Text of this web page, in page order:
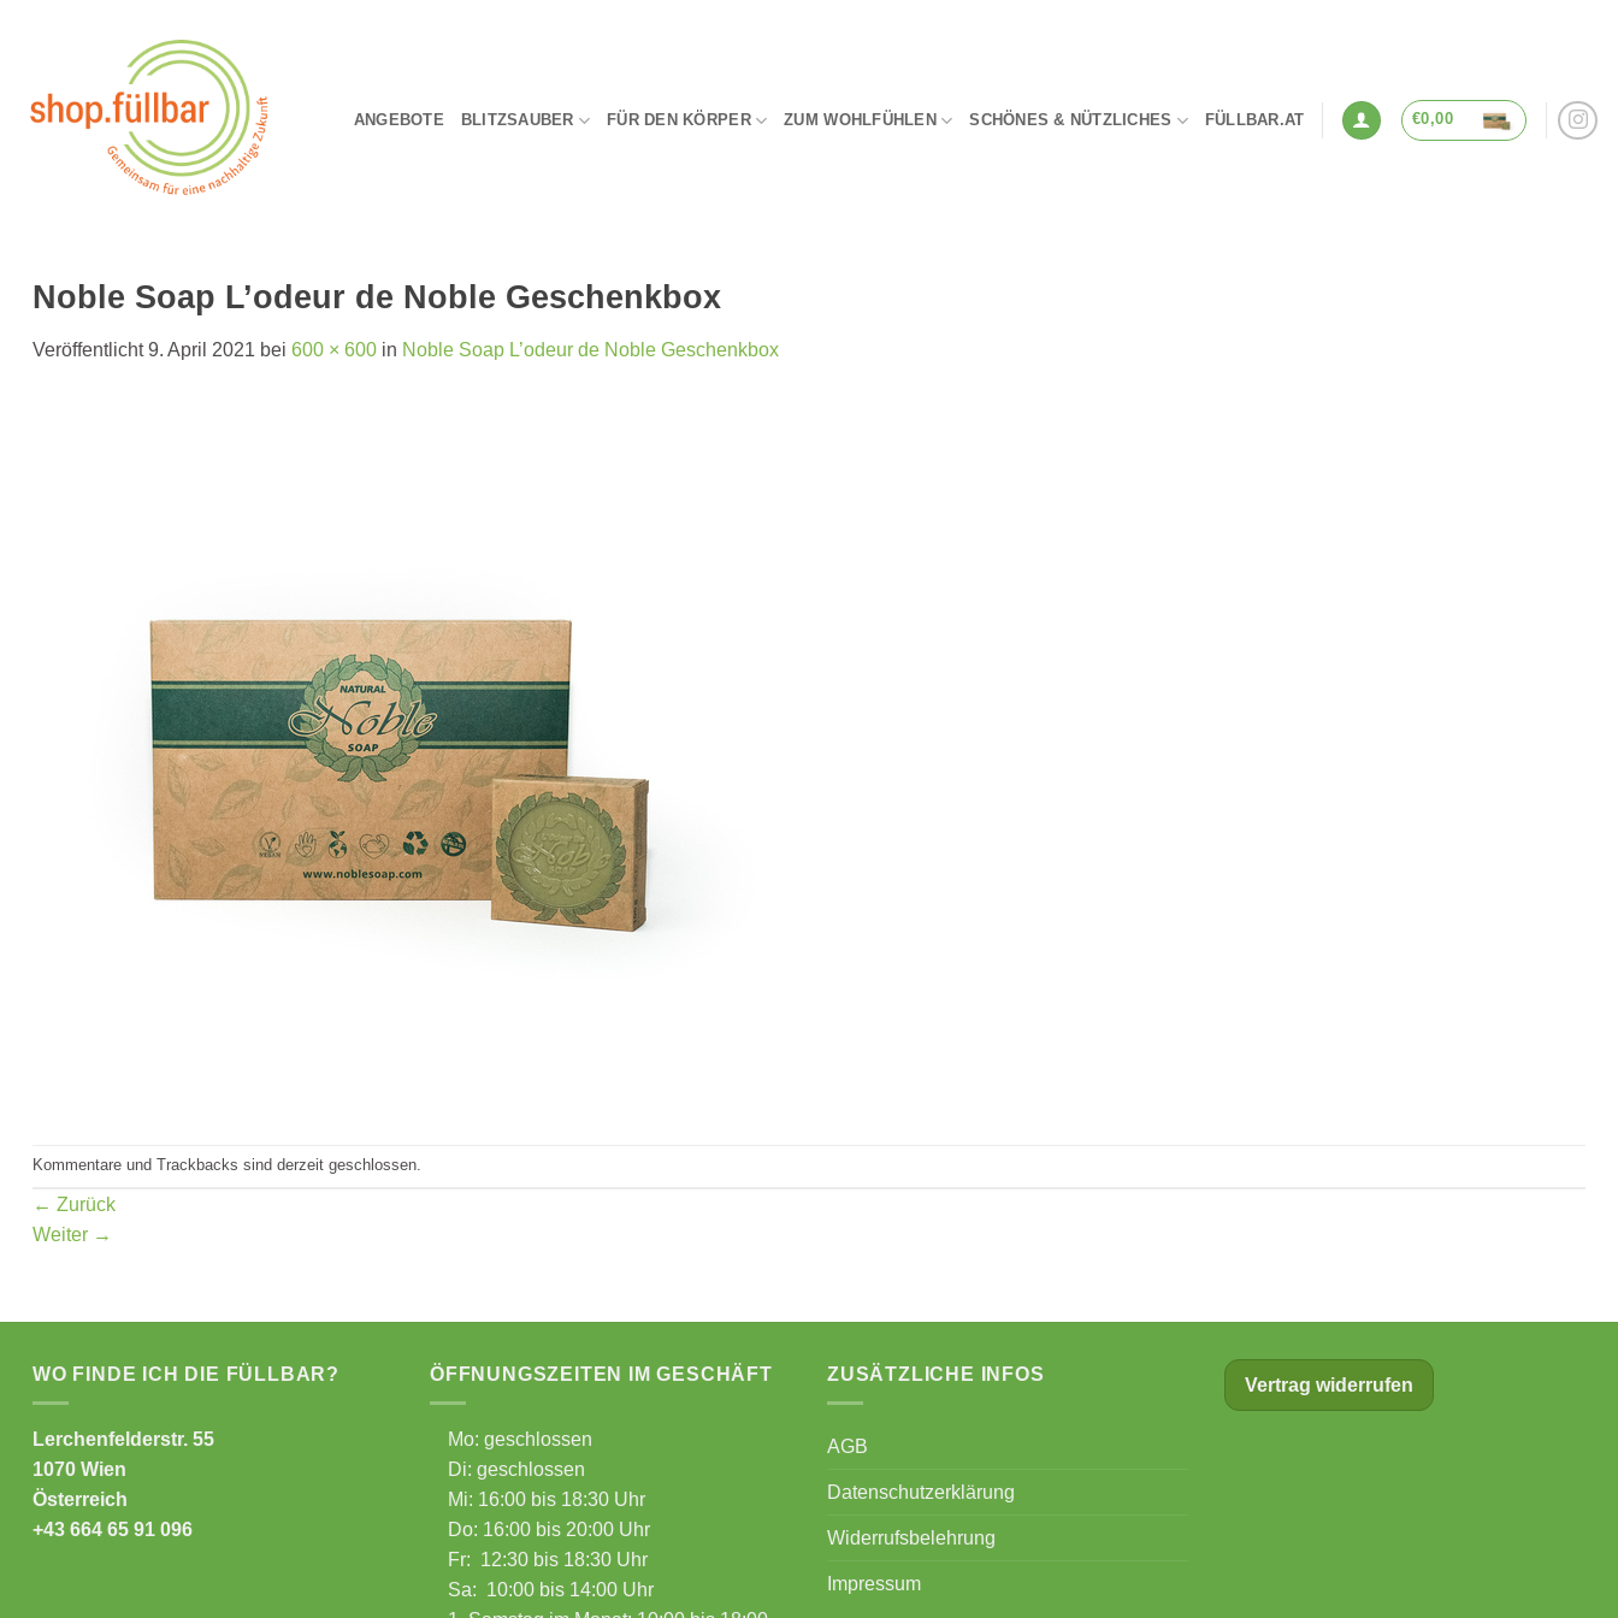
ANGEBOTE BLITZSAUBER FÜR DEN KÖRPER ZUM WOHLFÜHLEN SCHÖNES & NÜTZLICHES FÜLLBAR.AT €0,00
Noble Soap L’odeur de Noble Geschenkbox
Veröffentlicht9. April 2021 bei 600 × 600 in Noble Soap L’odeur de Noble Geschenkbox
Kommentare und Trackbacks sind derzeit geschlossen.
← Zurück
Weiter →
WO FINDE ICH DIE FÜLLBAR?
Lerchenfelderstr. 55
1070 Wien
Österreich
+43 664 65 91 096
ÖFFNUNGSZEITEN IM GESCHÄFT
Mo: geschlossen
Di: geschlossen
Mi: 16:00 bis 18:30 Uhr
Do: 16:00 bis 20:00 Uhr
Fr: 12:30 bis 18:30 Uhr
Sa: 10:00 bis 14:00 Uhr
ZUSÄTZLICHE INFOS
AGB
Datenschutzerklärung
Widerrufsbelehrung
Impressum
Vertrag widerrufen